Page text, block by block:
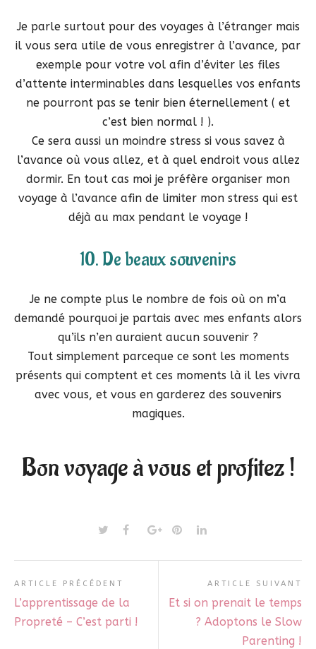
Je parle surtout pour des voyages à l’étranger mais
il vous sera utile de vous enregistrer à l’avance, par
exemple pour votre vol afin d’éviter les files
d’attente interminables dans lesquelles vos enfants
ne pourront pas se tenir bien éternellement ( et
c’est bien normal ! ).
Ce sera aussi un moindre stress si vous savez à
l’avance où vous allez, et à quel endroit vous allez
dormir. En tout cas moi je préfère organiser mon
voyage à l’avance afin de limiter mon stress qui est
déjà au max pendant le voyage !
10. De beaux souvenirs
Je ne compte plus le nombre de fois où on m’a
demandé pourquoi je partais avec mes enfants alors
qu’ils n’en auraient aucun souvenir ?
Tout simplement parceque ce sont les moments
présents qui comptent et ces moments là il les vivra
avec vous, et vous en garderez des souvenirs
magiques.
Bon voyage à vous et profitez !
ARTICLE PRÉCÉDENT
L’apprentissage de la
Propreté – C’est parti !
ARTICLE SUIVANT
Et si on prenait le temps
? Adoptons le Slow
Parenting !